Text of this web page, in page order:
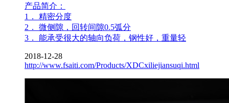
产品简介：
1． 精密分度
2． 微侧隙，回转间隙0.5弧分
3． 能承受很大的轴向负荷，钢性好，重量轻
2018-12-28
http://www.fsaiti.com/Products/XDCxiliejiansuqi.html